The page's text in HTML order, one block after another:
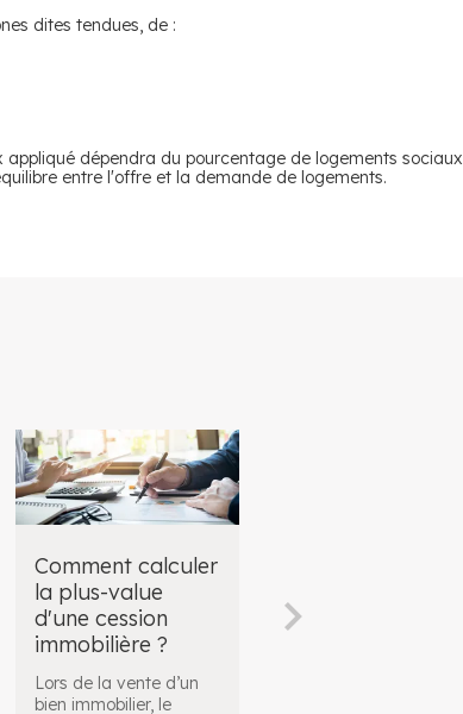
dites tendues, de :
dépendra du pourcentage de logements sociaux
entre l'offre et la demande de logements.
Comment calculer
la plus-value
d'une cession
immobilière ?
Lors de la vente d’un
bien immobilier, le
d'une résidence